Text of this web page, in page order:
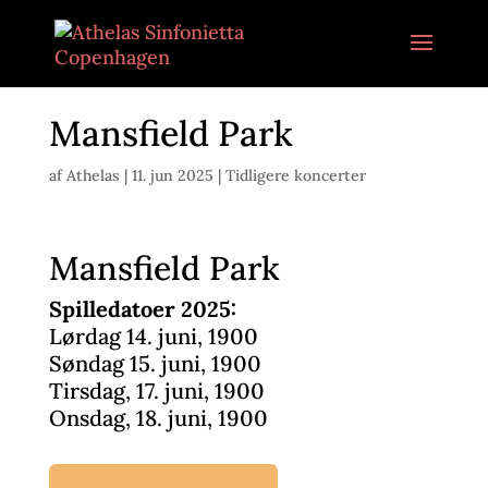
Mansfield Park
afAthelas | 11. jun 2025 | Tidligere koncerter
Mansfield Park
Spilledatoer 2025:
Lørdag 14. juni, 1900
Søndag 15. juni, 1900
Tirsdag, 17. juni, 1900
Onsdag, 18. juni, 1900